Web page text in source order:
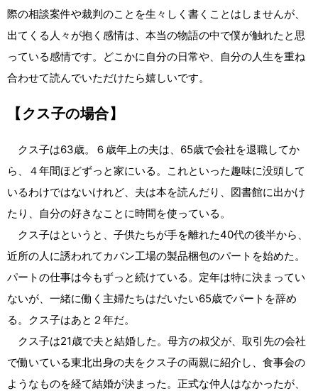
際の相談案件や裁判のことを生々しく書くことはしませんが、
出てくる人々が抱く感情は、本当の物語の中で僕が触れたと思
っている感情です。どこかに自分の日常や、自分の人生を重ね
合わせて読んでいただけたら嬉しいです。
【クス子の場合】
クス子は63歳。６歳年上の夫は、65歳で会社を退職してか
ら、４年間ほどずっと家にいる。これといった趣味に没頭して
いるわけではないけれど、夫は本を読んだり、図書館に出かけ
たり、自分の好きなことに時間を使っている。
クス子はというと、子供たちが手を離れた40代の後半から、
近所の人に誘われてカバン工場の製品梱包のパートを始めた。
パートの仕事は今もずっと続けている。定年は特に決まってい
ないが、一緒に働く主婦たちはだいたい65歳でパートを辞め
る。クス子はあと２年だ。
クス子は21歳で夫と結婚した。母方の叔父が、取引先の会社
で働いている東北出身の夫をクス子の両親に紹介し、食事会の
ようなものを経て結婚が決まった。正式な仲人はなかったが、